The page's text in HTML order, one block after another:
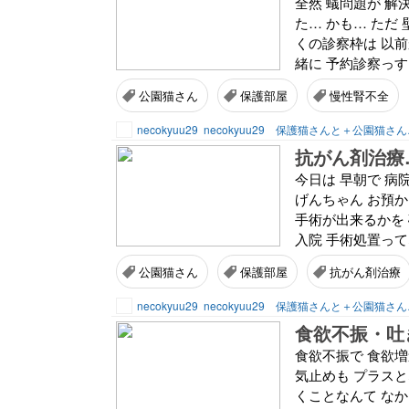
た… かも… ただ
くの診察枠は 以
緒に 予約診察っ
公園猫さん 保護部屋 慢性腎不全
necokyuu29 necokyuu29 保護猫さんと＋公園猫さ
抗がん剤治
今日は 早朝で
げんちゃん お預
手術が出来るか
入院 手術処置っ
公園猫さん 保護部屋 抗がん剤治療
necokyuu29 necokyuu29 保護猫さんと＋公園猫さ
食欲不振・
食欲不振で 食欲
気止めも プラス
くことなんて な